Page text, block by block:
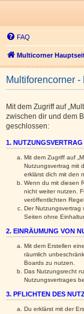
FAQ
Multicorner
Multiforencorner
Mit dem Zugriff auf
zwischen dir und dem
geschlossen:
1. NUTZUNGSVERTRAG
Mit dem Zugriff auf
Nutzungsvertrag mit
erklärst dich mit den
Wenn du mit diesen
nicht weiter nutzen.
veröffentlichten
Der Nutzungsvertrag
Seiten ohne
2. EINRÄUMUNG VON
Mit dem Erstellen
räumlich
Boards zu nutzen.
Das Nutzungsrecht
Nutzungsvertrages
3. PFLICHTEN DES
Du erklärst mit der